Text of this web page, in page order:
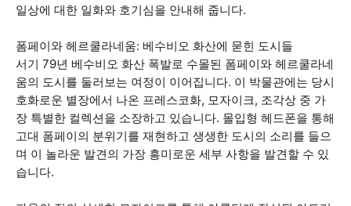
일상에 대한 일화와 호기심을 안내해 줍니다.
폼페이와 헤르쿨라네움: 베수비오 화산에 묻힌 도시들
서기 79년 베수비오 화산 폭발로 수몰된 폼페이와 헤르쿨라네
움의 도시를 둘러보는 여정이 이어집니다. 이 박물관에는 당시
호화로운 별장에서 나온 프레스코화, 모자이크, 조각상 중 가
장 특별한 컬렉션을 소장하고 있습니다. 몰입형 헤드폰을 통해
고대 폼페이의 분위기를 재현하고 생생한 도시의 소리를 들으
며 이 놀라운 발견의 가장 흥미로운 세부 사항을 발견할 수 있
습니다.